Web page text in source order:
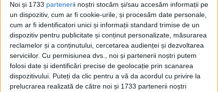
Noi și 1733 partenerii noștri stocăm și/sau accesăm informații pe
un dispozitiv, cum ar fi cookie-urile, și procesăm date personale,
cum ar fi identificatori unici și informații standard trimise de un
dispozitiv pentru publicitate și conținut personalizate, măsurarea
reclamelor și a conținutului, cercetarea audienței și dezvoltarea
serviciilor. Cu permisiunea dvs., noi și partenerii noștri putem
folosi date și identificări precise de geolocație prin scanarea
dispozitivului. Puteți da clic pentru a vă da acordul cu privire la
prelucrarea realizată de către noi și 1733 partenerii noștri
• În cadrul bătăliei de la Rjev, Divizia 12
tancuri germană atacă şi reocupă terenul
din zona văii Lucesa (sud-vest Olenino).